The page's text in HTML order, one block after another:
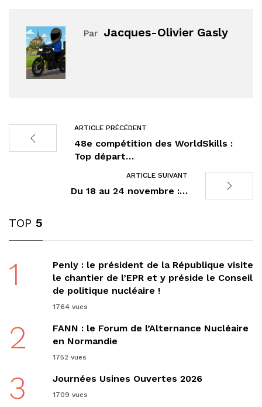
Par Jacques-Olivier Gasly
ARTICLE PRÉCÉDENT
48e compétition des WorldSkills :
Top départ…
ARTICLE SUIVANT
Du 18 au 24 novembre :…
TOP 5
1
Penly : le président de la République visite
le chantier de l’EPR et y préside le Conseil
de politique nucléaire !
1764 vues
2
FANN : le Forum de l’Alternance Nucléaire
en Normandie
1752 vues
3 Journées Usines Ouvertes 2026
1709 vues